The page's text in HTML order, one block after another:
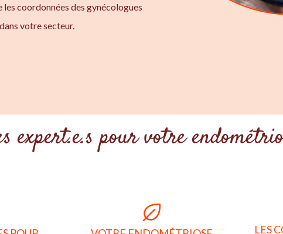
coordonnées des gynécologues
votre secteur.
expert.e.s pour votre
LES